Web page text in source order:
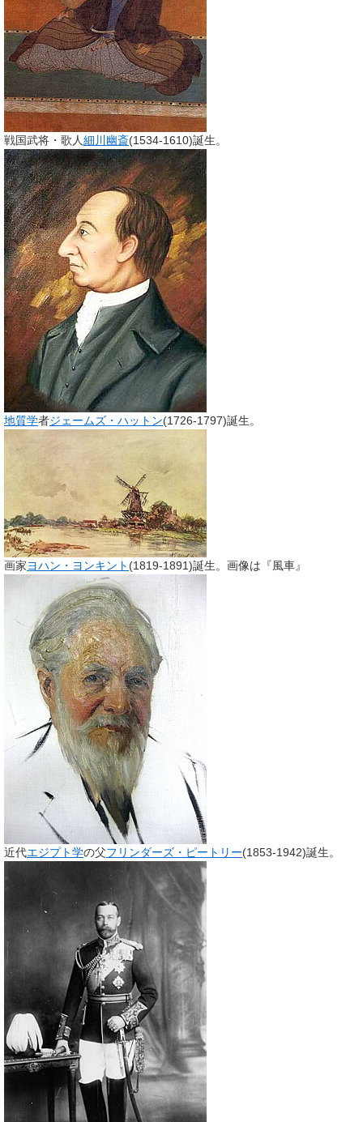
戦国武将・歌人細川幽斎(1534-1610)誕生。
地質学者ジェームズ・ハットン(1726-1797)誕生。
画家ヨハン・ヨンキント (1819-1891)誕生。画像は『風車』
近代エジプト学の父フリンダーズ・ピートリー(1853-1942)誕生。